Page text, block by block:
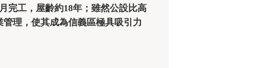
理，使其成為信義區極具吸引力